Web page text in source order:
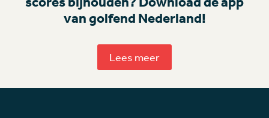
van golfend Nederland!
Lees meer